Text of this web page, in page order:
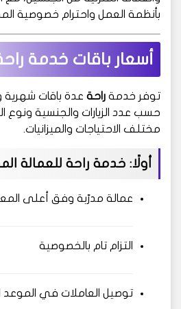
بأنظمة العمل واحترام خصوصية
أسعار باقات خدمة
توفر خدمة راحة عدة باقات
حسب عدد الزيارات والجنسية ونوع
مختلف الاحتياجات والميزانيات.
أولًا: خدمة راحة للعمالة
عمالة مدرّبة وفق أعلى
التزام تام بالخصوصية
توصيل العاملات في الموعد